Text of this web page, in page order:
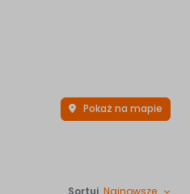
Pokaż na mapie